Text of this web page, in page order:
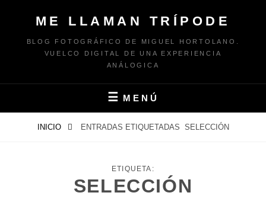
contenido
ME LLAMAN TRÍPODE
BLOG FOTOGRÁFICO DE MIGUEL HORTOLANO.
VUELCO DIGITAL DE UNA EXPERIENCIA
ANÁLOGICA
MENÚ
INICIO ENTRADAS ETIQUETADAS SELECCIÓN
ETIQUETA:
SELECCIÓN